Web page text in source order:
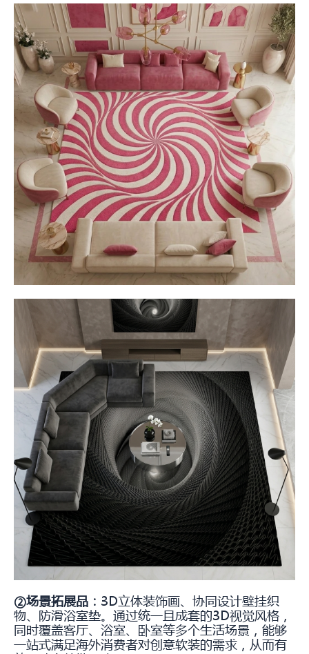
②场景拓展品： 3D立体装饰画、协同设计壁挂织
物、防滑浴室垫。通过统一且成套的3D视觉风格，
同时覆盖客厅、浴室、卧室等多个生活场景，能够
一站式满足海外消费者对创意软装的需求，从而有